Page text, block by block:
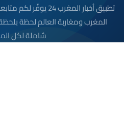
تطبيق أخبار المغرب
المغرب ومغاربة العالم لحظة
شاملة لكل